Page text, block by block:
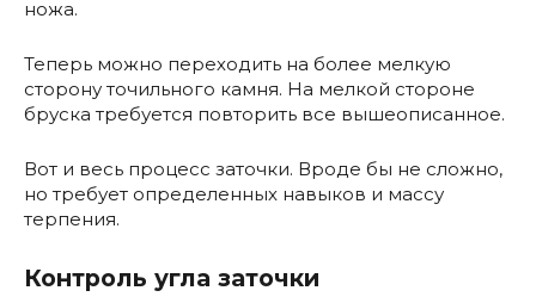
ножа.
Теперь можно переходить на более мелкую
сторону точильного камня. На мелкой стороне
бруска требуется повторить все вышеописанное.
Вот и весь процесс заточки. Вроде бы не сложно,
но требует определенных навыков и массу
терпения.
Контроль угла заточки